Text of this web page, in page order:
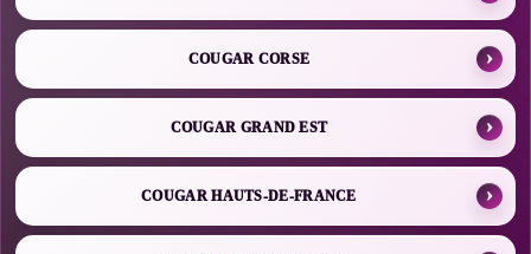
COUGAR CORSE
COUGAR GRAND EST
COUGAR HAUTS-DE-FRANCE